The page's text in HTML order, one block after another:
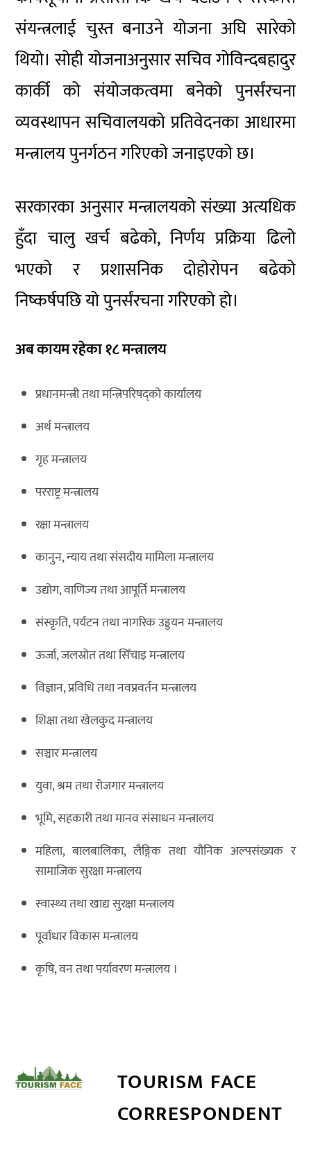
संयन्त्रलाई चुस्त बनाउने योजना अघि सारेको
थियो। सोही योजनाअनुसार सचिवगोविन्दबहादुर
कार्कीको संयोजकत्वमा बनेको पुनर्संरचना
व्यवस्थापन सचिवालयको प्रतिवेदनका आधारमा
मन्त्रालय पुनर्गठन गरिएको जनाइएको छ।
सरकारका अनुसार मन्त्रालयको संख्या अत्यधिक
हुँदा चालु खर्च बढेको, निर्णय प्रक्रिया ढिलो
भएको र प्रशासनिक दोहोरोपन बढेको
निष्कर्षपछि यो पुनर्संरचना गरिएको हो।
अब कायम रहेका १८ मन्त्रालय
प्रधानमन्त्री तथा मन्त्रिपरिषद्को कार्यालय
अर्थ मन्त्रालय
गृह मन्त्रालय
परराष्ट्र मन्त्रालय
रक्षा मन्त्रालय
कानुन, न्याय तथा संसदीय मामिला मन्त्रालय
उद्योग, वाणिज्य तथा आपूर्ति मन्त्रालय
संस्कृति, पर्यटन तथा नागरिक उड्डयन मन्त्रालय
ऊर्जा, जलस्रोत तथा सिँचाइ मन्त्रालय
विज्ञान, प्रविधि तथा नवप्रवर्तन मन्त्रालय
शिक्षा तथा खेलकुद मन्त्रालय
सञ्चार मन्त्रालय
युवा, श्रम तथा रोजगार मन्त्रालय
भूमि, सहकारी तथा मानव संसाधन मन्त्रालय
महिला, बालबालिका, लैङ्गिक तथा यौनिक अल्पसंख्यक र
सामाजिक सुरक्षा मन्त्रालय
स्वास्थ्य तथा खाद्य सुरक्षा मन्त्रालय
पूर्वाधार विकास मन्त्रालय
कृषि, वन तथा पर्यावरण मन्त्रालय ।
TOURISM FACE
CORRESPONDENT